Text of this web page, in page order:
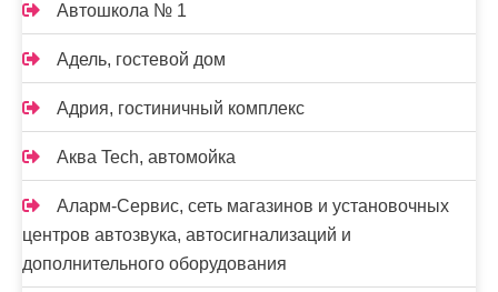
Автошкола № 1
Адель, гостевой дом
Адрия, гостиничный комплекс
Аква Tech, автомойка
Аларм-Сервис, сеть магазинов и установочных
центров автозвука, автосигнализаций и
дополнительного оборудования